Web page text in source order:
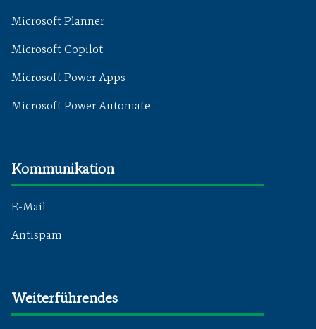
Microsoft Planner
Microsoft Copilot
Microsoft Power Apps
Microsoft Power Automate
Kommunikation
E-Mail
Antispam
Weiterführendes